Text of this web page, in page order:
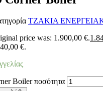
ΤΖΑΚΙΑ
price was: 1.900,00 €.
€.
Boiler ποσότητα